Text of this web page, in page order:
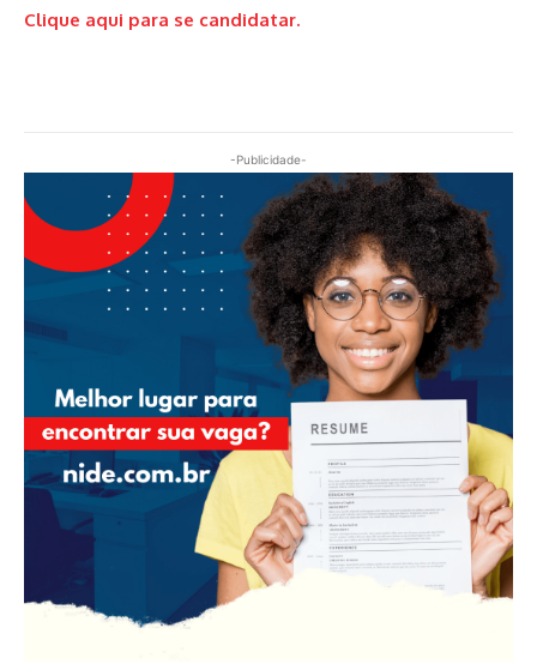
Clique aqui para se candidatar.
-Publicidade-